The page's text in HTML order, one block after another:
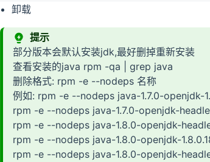
卸载
提示
部分版本会默认安装jdk,最好删掉重新安装
查看安装的java rpm -qa | grep java
删除格式: rpm -e --nodeps 名称
例如: rpm -e --nodeps java-1.7.0-openjdk-
rpm -e --nodeps java-1.7.0-openjdk-
rpm -e --nodeps java-1.8.0-openjdk-
rpm -e --nodeps java-1.8.0-openjdk-
rpm -e --nodeps java-1.8.0-openjdk-